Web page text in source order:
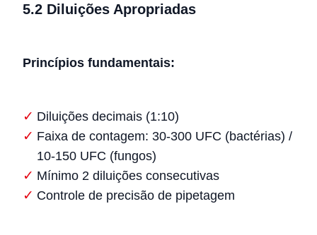
5.2 Diluições Apropriadas
Princípios fundamentais:
Diluições decimais (1:10)
Faixa de contagem: 30-300 UFC (bactérias) /
10-150 UFC (fungos)
Mínimo 2 diluições consecutivas
Controle de precisão de pipetagem